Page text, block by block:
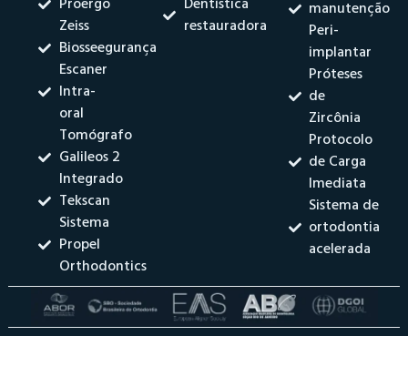
Zeiss
Biosseegurança
Escaner
Intra-
oral
Tomógrafo
Galileos 2
Integrado
Tekscan
Sistema
Propel
Orthodontics
restauradora
manutenção
Peri-
implantar
Próteses
de
Zircônia
Protocolo
de Carga
Imediata
Sistema de
ortodontia
acelerada